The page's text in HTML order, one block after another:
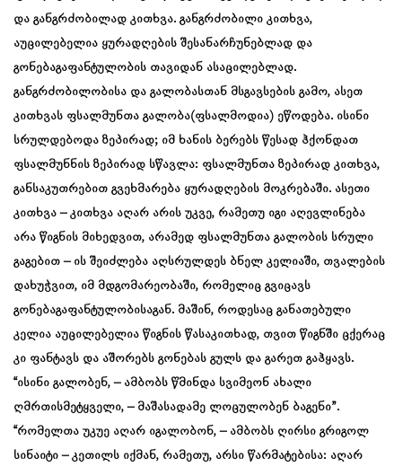
და განგრძობილად კითხვა. განგრძობილი კითხვა,
აუცილებელია ყურადღების შესანარჩუნებლად და
გონებაგაფანტულობის თავიდან ასაცილებლად.
განგრძობილობისა და გალობასთან მსგავსების გამო, ასეთ
კითხვას ფსალმუნთა გალობა(ფსალმოდია) ეწოდება. ისინი
სრულდებოდა ზეპირად; იმ ხანის ბერებს წესად ჰქონდათ
ფსალმუნნის ზეპირად სწავლა: ფსალმუნთა ზეპირად კითხვა,
განსაკუთრებით გვეხმარება ყურადღების მოკრებაში. ასეთი
კითხვა – კითხვა აღარ არის უკვე, რამეთუ იგი აღევლინება
არა წიგნის მიხედვით, არამედ ფსალმუნთა გალობის სრული
გაგებით – ის შეიძლება აღსრულდეს ბნელ კელიაში, თვალების
დახუჭვით, იმ მდგომარეობაში, რომელიც გვიცავს
გონებაგაფანტულობისაგან. მაშინ, როდესაც განათებული
კელია აუცილებელია წიგნის წასაკითხად, თვით წიგნში ცქერაც
კი ფანტავს და აშორებს გონებას გულს და გარეთ გაჰყავს.
“ისინი გალობენ, – ამბობს წმინდა სვიმეონ ახალი
ღმრთისმეტყველი, – მაშასადამე ლოცულობენ ბაგენი”.
“რომელთა უკუე აღარ იგალობონ, – ამბობს ღირსი გრიგოლ
სინაიტი – კეთილს იქმან, რამეთუ, არსი წარმატებისა: აღარ